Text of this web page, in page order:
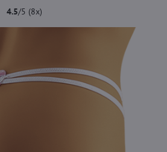
4.5/5 (8x)